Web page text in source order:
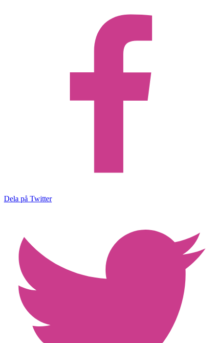
Dela på Twitter